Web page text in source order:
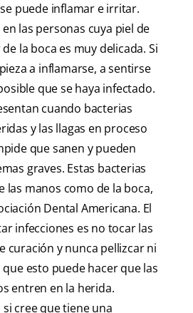
puede inflamar e irritar.
las personas cuya piel de
la boca es muy delicada. Si
a inflamarse, a sentirse
que se haya infectado.
cuando bacterias
y las llagas en proceso
que sanen y pueden
graves. Estas bacterias
las manos como de la boca,
Dental Americana. El
infecciones es no tocar las
curación y nunca pellizcar ni
esto puede hacer que las
entren en la herida.
cree que tiene una